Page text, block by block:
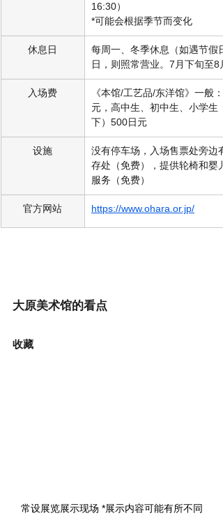
16:30）
*可能会根据季节而变化
休息日
每周一、冬季休息（如遇节假
日，则照常营业。7月下旬至8
入场费
《本馆/工艺品/东洋馆》一般
元，高中生、初中生、小学生
下）500日元
设施
没有停车场，入场售票处旁边
存处（免费），提供轮椅和婴
服务（免费）
官方网站 https://www.ohara.or.jp/
大原美术馆的看点
收藏
常设展览展示现场 *展示内容可能有所不同